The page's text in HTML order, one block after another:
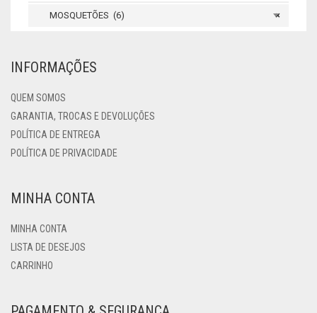
×
MOSQUETÕES (6)
INFORMAÇÕES
QUEM SOMOS
GARANTIA, TROCAS E DEVOLUÇÕES
POLÍTICA DE ENTREGA
POLÍTICA DE PRIVACIDADE
MINHA CONTA
MINHA CONTA
LISTA DE DESEJOS
CARRINHO